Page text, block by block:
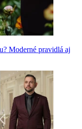
Moderné pravidlá aj